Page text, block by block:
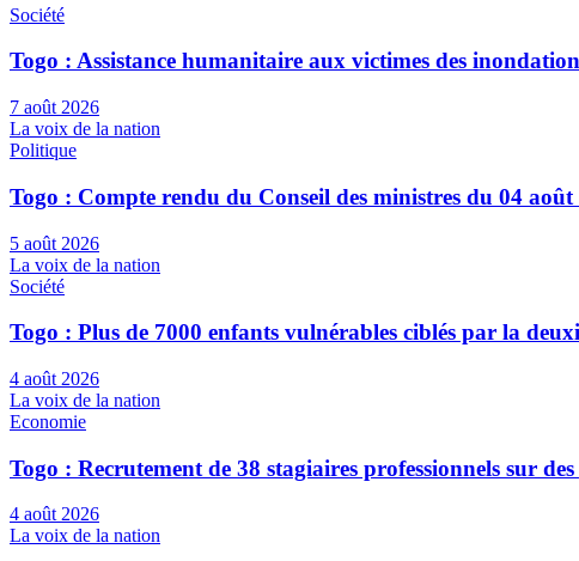
Société
Togo : Assistance humanitaire aux victimes des
7 août 2026
La voix de la nation
Politique
Togo : Compte rendu du Conseil des ministres du 04 août
5 août 2026
La voix de la nation
Société
Togo : Plus de 7000 enfants vulnérables ciblés par la
4 août 2026
La voix de la nation
Economie
Togo : Recrutement de 38 stagiaires professionnels sur
4 août 2026
La voix de la nation